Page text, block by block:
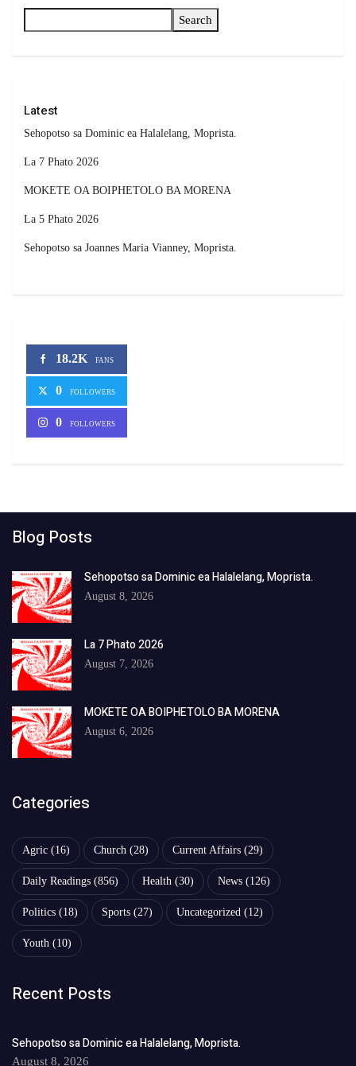
Search
Latest
Sehopotso sa Dominic ea Halalelang, Moprista.
La 7 Phato 2026
MOKETE OA BOIPHETOLO BA MORENA
La 5 Phato 2026
Sehopotso sa Joannes Maria Vianney, Moprista.
18.2K FANS
0 FOLLOWERS
0 FOLLOWERS
Blog Posts
Sehopotso sa Dominic ea Halalelang, Moprista.
August 8, 2026
La 7 Phato 2026
August 7, 2026
MOKETE OA BOIPHETOLO BA MORENA
August 6, 2026
Categories
Agric (16) Church (28) Current Affairs (29)
Daily Readings (856) Health (30) News (126)
Politics (18) Sports (27) Uncategorized (12)
Youth (10)
Recent Posts
Sehopotso sa Dominic ea Halalelang, Moprista.
August 8, 2026